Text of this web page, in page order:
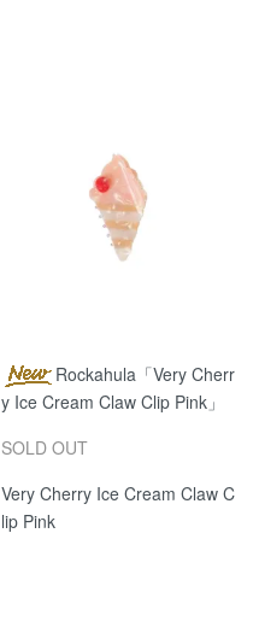
Rockahula「Very Cherr
y Ice Cream Claw Clip Pink」
SOLD OUT
Very Cherry Ice Cream Claw C
lip Pink